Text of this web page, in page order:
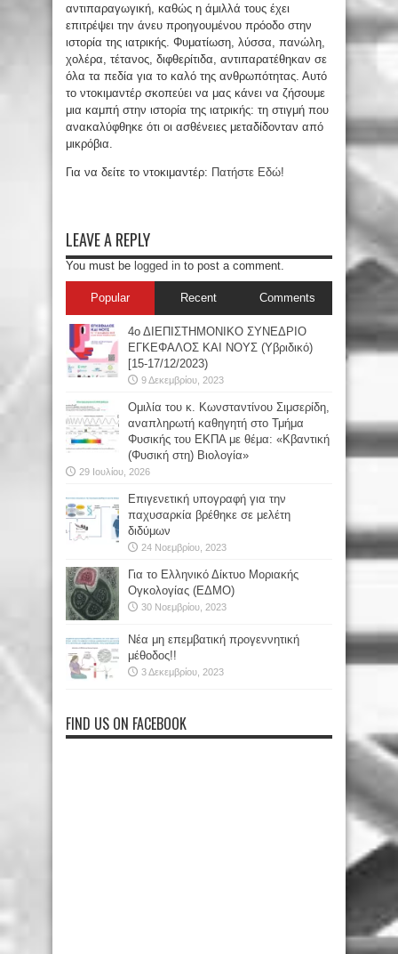
αντιπαραγωγική, καθώς η άμιλλά τους έχει
επιτρέψει την άνευ προηγουμένου πρόοδο στην
ιστορία της ιατρικής. Φυματίωση, λύσσα, πανώλη,
χολέρα, τέτανος, διφθερίτιδα, αντιπαρατέθηκαν σε
όλα τα πεδία για το καλό της ανθρωπότητας. Αυτό
το ντοκιμαντέρ σκοπεύει να μας κάνει να ζήσουμε
μια καμπή στην ιστορία της ιατρικής: τη στιγμή που
ανακαλύφθηκε ότι οι ασθένειες μεταδίδονταν από
μικρόβια.
Για να δείτε το ντοκιμαντέρ: Πατήστε Εδώ!
LEAVE A REPLY
You must be logged in to post a comment.
Popular Recent Comments
4ο ΔΙΕΠΙΣΤΗΜΟΝΙΚΟ ΣΥΝΕΔΡΙΟ
ΕΓΚΕΦΑΛΟΣ ΚΑΙ ΝΟΥΣ (Υβριδικό)
[15-17/12/2023)
9 Δεκεμβρίου, 2023
Oμιλία του κ. Κωνσταντίνου Σιμσερίδη,
αναπληρωτή καθηγητή στο Τμήμα
Φυσικής του ΕΚΠΑ με θέμα: «Κβαντική
(Φυσική στη) Βιολογία»
29 Ιουλίου, 2026
Επιγενετική υπογραφή για την
παχυσαρκία βρέθηκε σε μελέτη
διδύμων
24 Νοεμβρίου, 2023
Για το Ελληνικό Δίκτυο Μοριακής
Ογκολογίας (ΕΔΜΟ)
30 Νοεμβρίου, 2023
Νέα μη επεμβατική προγεννητική
μέθοδος!!
3 Δεκεμβρίου, 2023
FIND US ON FACEBOOK